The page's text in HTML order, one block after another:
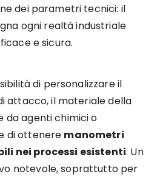
dei parametri tecnici: il
ogni realtà industriale
e sicura.
di personalizzare il
attacco, il materiale della
da agenti chimici o
di ottenere manometri
nei processi esistenti. Un
notevole, soprattutto per